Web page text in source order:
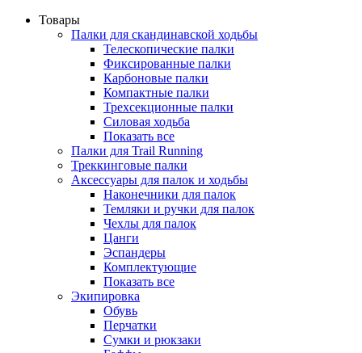
Товары
Палки для скандинавской ходьбы
Телескопические палки
Фиксированные палки
Карбоновые палки
Компактные палки
Трехсекционные палки
Силовая ходьба
Показать все
Палки для Trail Running
Треккинговые палки
Аксессуары для палок и ходьбы
Наконечники для палок
Темляки и ручки для палок
Чехлы для палок
Цанги
Эспандеры
Комплектующие
Показать все
Экипировка
Обувь
Перчатки
Сумки и рюкзаки